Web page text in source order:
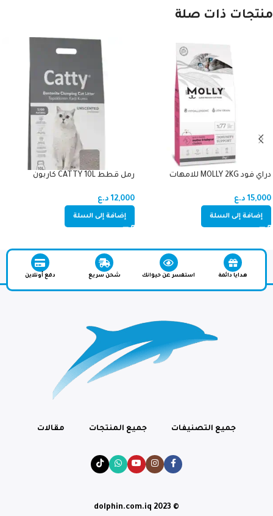
منتجات ذات صلة
دراي فود MOLLY 2KG للامهات
15,000 د.ع
إضافة إلى السلة
رمل قطط CATTY 10L كاربون
12,000 د.ع
إضافة إلى السلة
هدايا دائمة استفسر عن حيوانك شحن سريع دفع أونلاين
جميع التصنيفات جميع المنتجات مقالات
© dolphin.com.iq 2023